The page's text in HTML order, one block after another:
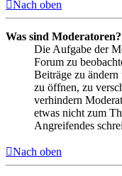
Nach oben
Was sind Moderatoren?
Die Aufgabe der
Forum zu
Beiträge zu
zu öffnen, zu
verhindern
etwas nicht zum
Angreifendes
Nach oben